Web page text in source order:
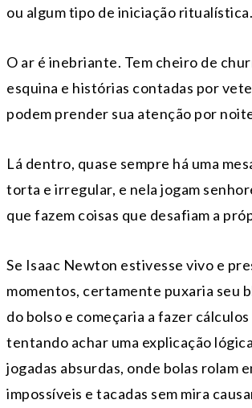
ou algum tipo de iniciação ritualística.
O ar é inebriante. Tem cheiro de
esquina e histórias contadas por
podem prender sua atenção por
Lá dentro, quase sempre há uma
torta e irregular, e nela jogam
que fazem coisas que desafiam a
Se Isaac Newton estivesse vivo e
momentos, certamente puxaria seu
do bolso e começaria a fazer
tentando achar uma explicação
jogadas absurdas, onde bolas rolam
impossíveis e tacadas sem mira